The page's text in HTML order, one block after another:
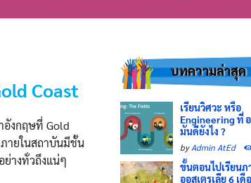
Coast
อังกฤษที่ Gold
ายในสถาบันมีชั้น
ย่างทั่วถึงแน่ๆ
บทความล่าสุด
เรียนวิศวะ หรือ
Engineering ที่
มันดียังไง ?
byAdmin AtEd
ขั้นตอนไปเรียนภ
ออสเตรเลีย 6 เดื